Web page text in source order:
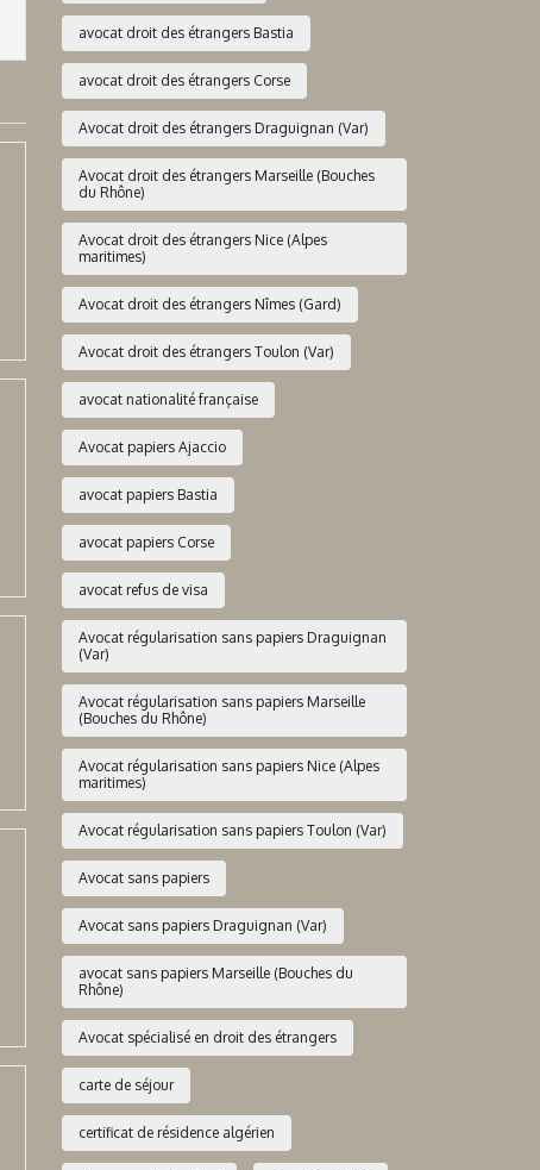
avocat droit des étrangers Bastia
avocat droit des étrangers Corse
Avocat droit des étrangers Draguignan (Var)
Avocat droit des étrangers Marseille (Bouches
du Rhône)
Avocat droit des étrangers Nice (Alpes
maritimes)
Avocat droit des étrangers Nîmes (Gard)
Avocat droit des étrangers Toulon (Var)
avocat nationalité française
Avocat papiers Ajaccio
avocat papiers Bastia
avocat papiers Corse
avocat refus de visa
Avocat régularisation sans papiers Draguignan
(Var)
Avocat régularisation sans papiers Marseille
(Bouches du Rhône)
Avocat régularisation sans papiers Nice (Alpes
maritimes)
Avocat régularisation sans papiers Toulon (Var)
Avocat sans papiers
Avocat sans papiers Draguignan (Var)
avocat sans papiers Marseille (Bouches du
Rhône)
Avocat spécialisé en droit des étrangers
carte de séjour
certificat de résidence algérien